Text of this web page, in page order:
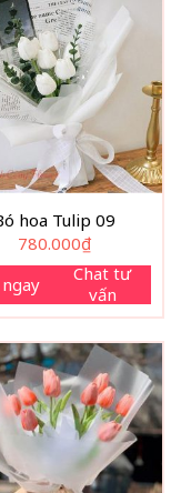
hoa Tulip 09
780.000₫
Chat tư
vấn